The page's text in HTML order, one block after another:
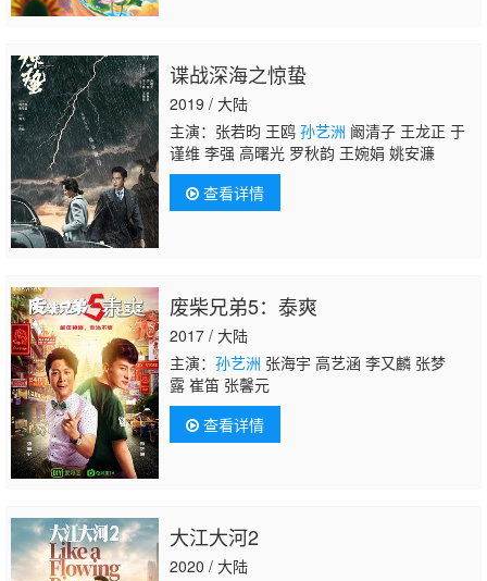
谍战深海之惊蛰
2019 / 大陆
主演：张若昀 王鸥 孙艺洲 阚清子 王龙正 于
谨维 李强 高曙光 罗秋韵 王婉娟 姚安濂
查看详情
废柴兄弟5：泰爽
2017 / 大陆
主演： 孙艺洲 张海宇 高艺涵 李又麟 张梦
露 崔笛 张馨元
查看详情
大江大河2
2020 / 大陆